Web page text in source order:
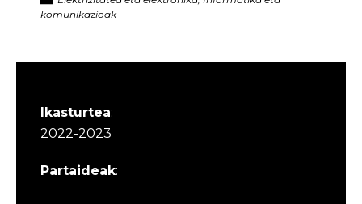
komunikazioak
Ikasturtea:
2022-2023
Partaideak: